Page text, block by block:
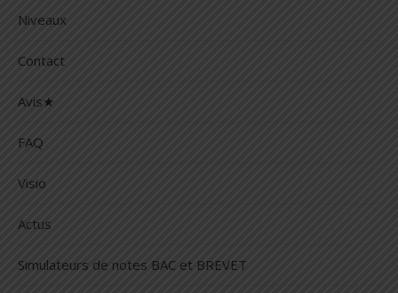
Niveaux
Contact
Avis★
FAQ
Visio
Actus
Simulateurs de notes BAC et BREVET